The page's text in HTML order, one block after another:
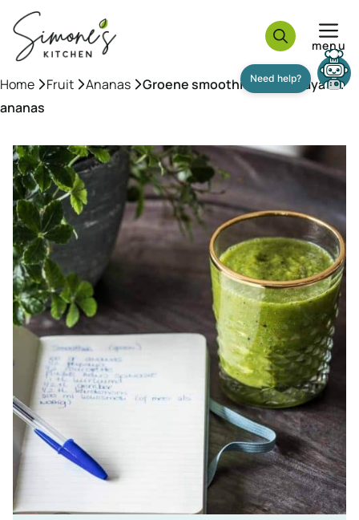
naar
inhoud
menu
Home »Fruit »Ananas »Groene smoothie met papaya en
ananas